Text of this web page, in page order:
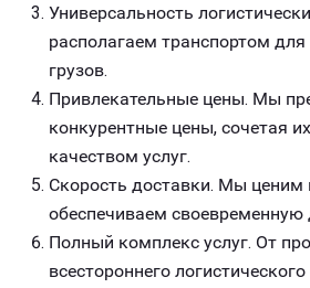
Универсальность
располагаем транспортом
грузов.
Привлекательные цены. Мы
конкурентные цены, сочетая
качеством услуг.
Скорость доставки. Мы ценим
обеспечиваем своевременную
Полный комплекс услуг. От
всестороннего